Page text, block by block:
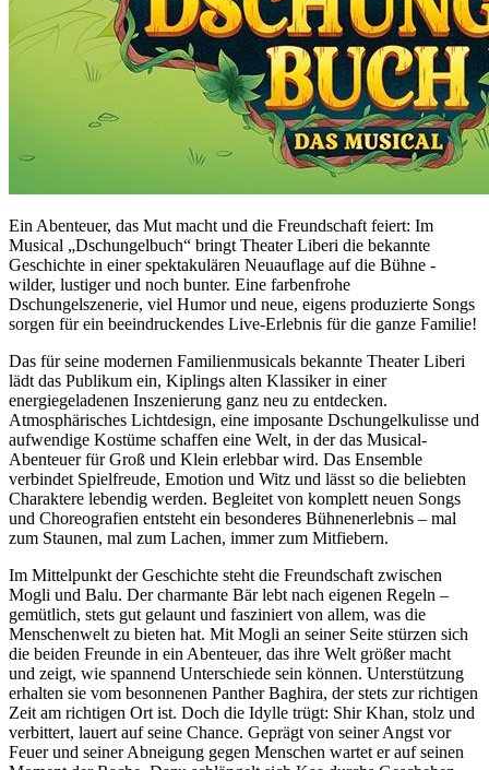
Ein Abenteuer, das Mut macht und die Freundschaft feiert: Im
Musical „Dschungelbuch“ bringt Theater Liberi die bekannte
Geschichte in einer spektakulären Neuauflage auf die Bühne -
wilder, lustiger und noch bunter. Eine farbenfrohe
Dschungelszenerie, viel Humor und neue, eigens produzierte Songs
sorgen für ein beeindruckendes Live-Erlebnis für die ganze Familie!
Das für seine modernen Familienmusicals bekannte Theater Liberi
lädt das Publikum ein, Kiplings alten Klassiker in einer
energiegeladenen Inszenierung ganz neu zu entdecken.
Atmosphärisches Lichtdesign, eine imposante Dschungelkulisse und
aufwendige Kostüme schaffen eine Welt, in der das Musical-
Abenteuer für Groß und Klein erlebbar wird. Das Ensemble
verbindet Spielfreude, Emotion und Witz und lässt so die beliebten
Charaktere lebendig werden. Begleitet von komplett neuen Songs
und Choreografien entsteht ein besonderes Bühnenerlebnis – mal
zum Staunen, mal zum Lachen, immer zum Mitfiebern.
Im Mittelpunkt der Geschichte steht die Freundschaft zwischen
Mogli und Balu. Der charmante Bär lebt nach eigenen Regeln –
gemütlich, stets gut gelaunt und fasziniert von allem, was die
Menschenwelt zu bieten hat. Mit Mogli an seiner Seite stürzen sich
die beiden Freunde in ein Abenteuer, das ihre Welt größer macht
und zeigt, wie spannend Unterschiede sein können. Unterstützung
erhalten sie vom besonnenen Panther Baghira, der stets zur richtigen
Zeit am richtigen Ort ist. Doch die Idylle trügt: Shir Khan, stolz und
verbittert, lauert auf seine Chance. Geprägt von seiner Angst vor
Feuer und seiner Abneigung gegen Menschen wartet er auf seinen